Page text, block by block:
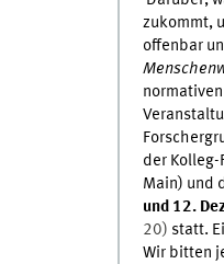
zukommt,
offenbar
der
Main) und
und 12.
20) statt.
Wir bitten